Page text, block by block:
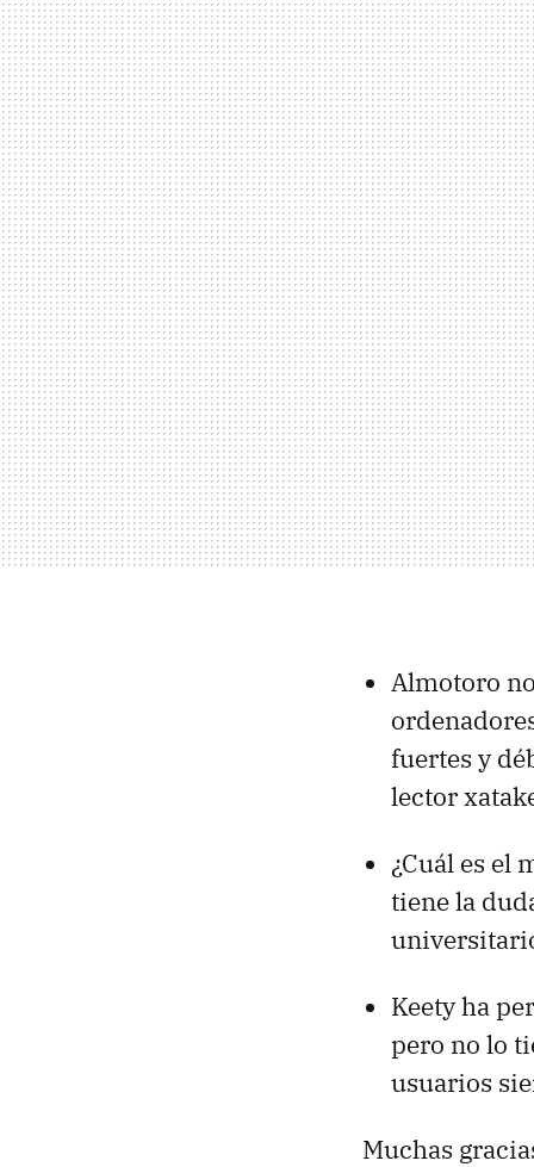
Almotoro
fuertes y
lector
¿Cuál es el
tiene la
Keety ha
pero no lo
usuarios
Muchas